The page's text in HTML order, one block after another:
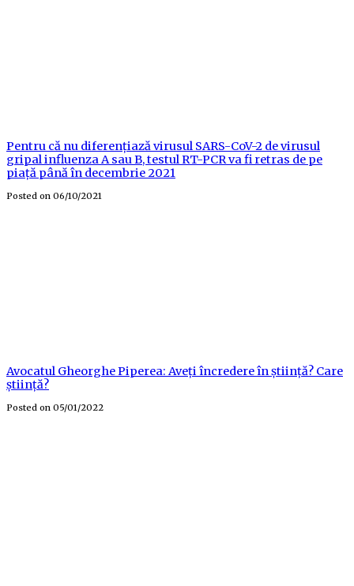
Pentru că nu diferențiază virusul SARS-CoV-2 de virusul
gripal influenza A sau B, testul RT-PCR va fi retras de pe
piață până în decembrie 2021
Posted on 06/10/2021
Avocatul Gheorghe Piperea: Aveți încredere în știință? Care
știință?
Posted on 05/01/2022